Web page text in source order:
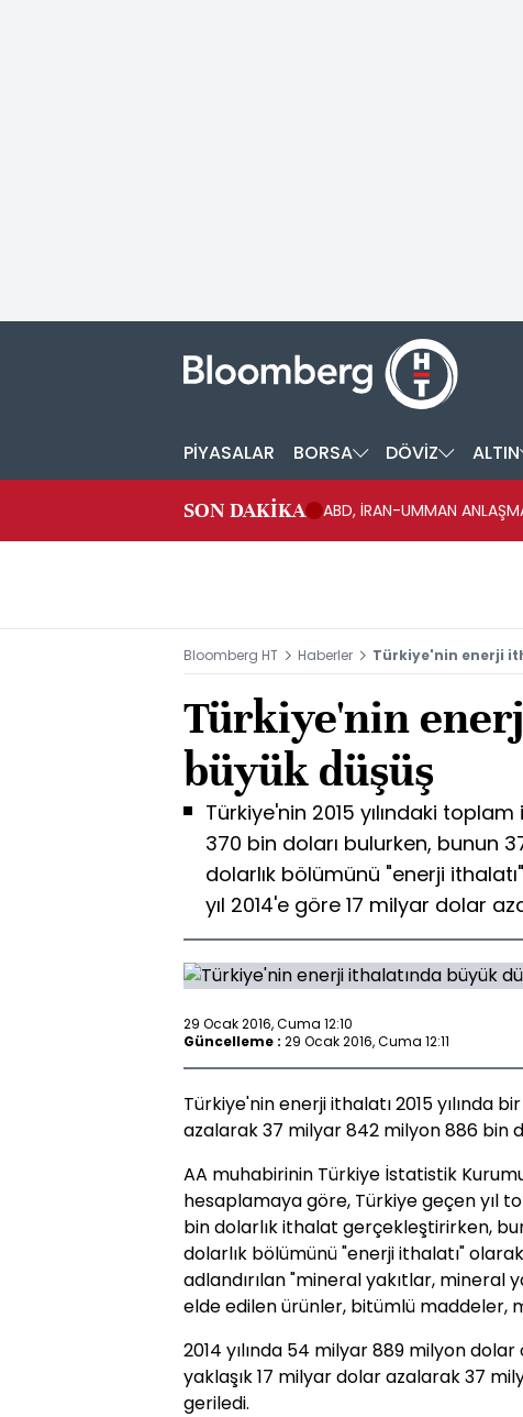
PİYASALAR BORSA DÖVİZ ALTIN
SON DAKİKA ABD, İRAN-UMMAN
Bloomberg HT Haberler Türkiye'nin enerji
Türkiye'nin
büyük düşüş
Türkiye'nin 2015 yılındaki
370 bin doları bulurken, bunun
dolarlık bölümünü "enerji
yıl 2014'e göre 17 milyar dolar
29 Ocak 2016, Cuma 12:10
Güncelleme : 29 Ocak 2016, Cuma 12:11
Türkiye'nin enerji ithalatı 2015 yılında
azalarak 37 milyar 842 milyon 886 bin
AA muhabirinin Türkiye İstatistik
hesaplamaya göre, Türkiye geçen yıl
bin dolarlık ithalat gerçekleştirirken,
dolarlık bölümünü "enerji ithalatı"
adlandırılan "mineral yakıtlar, mineral
elde edilen ürünler, bitümlü maddeler,
2014 yılında 54 milyar 889 milyon
yaklaşık 17 milyar dolar azalarak 37
geriledi.